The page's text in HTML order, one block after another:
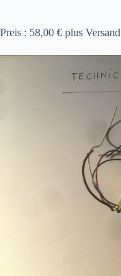
Preis : 58,00 € plus Versand